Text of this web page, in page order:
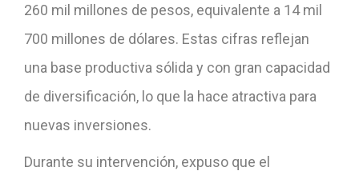
260 mil millones de pesos, equivalente a 14 mil
700 millones de dólares. Estas cifras reflejan
una base productiva sólida y con gran capacidad
de diversificación, lo que la hace atractiva para
nuevas inversiones.
Durante su intervención, expuso que el